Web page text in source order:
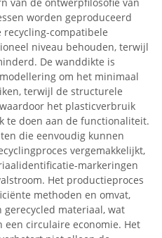
worden geproduceerd
recycling-compatibele
niveau behouden, terwijl
De wanddikte is
om het minimaal
terwijl de structurele
het plasticverbruik
te doen aan de functionaliteit.
die eenvoudig kunnen
vergemakkelijkt,
markeringen
Het productieproces
methoden en omvat,
materiaal, wat
circulaire economie. Het